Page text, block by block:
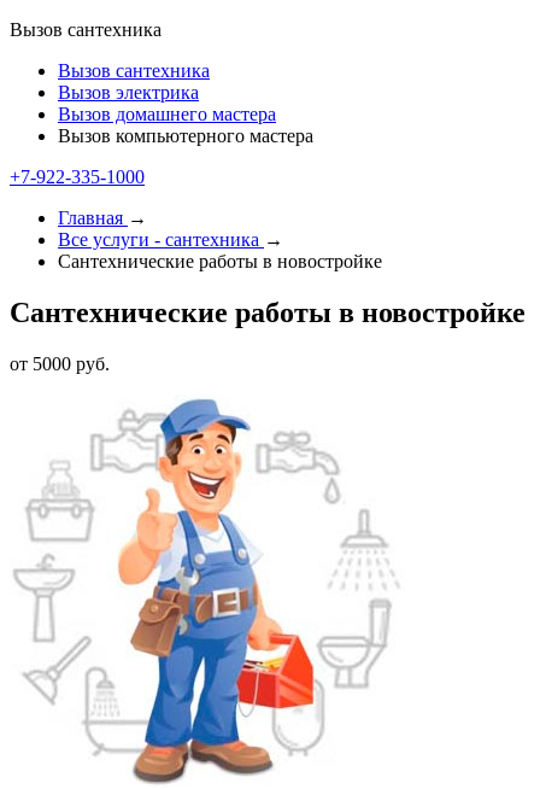
Вызов сантехника
Вызов сантехника
Вызов электрика
Вызов домашнего мастера
Вызов компьютерного мастера
+7-922-335-1000
Главная →
Все услуги - cантехника →
Сантехнические работы в новостройке
Сантехнические работы в новостройке
от 5000 руб.